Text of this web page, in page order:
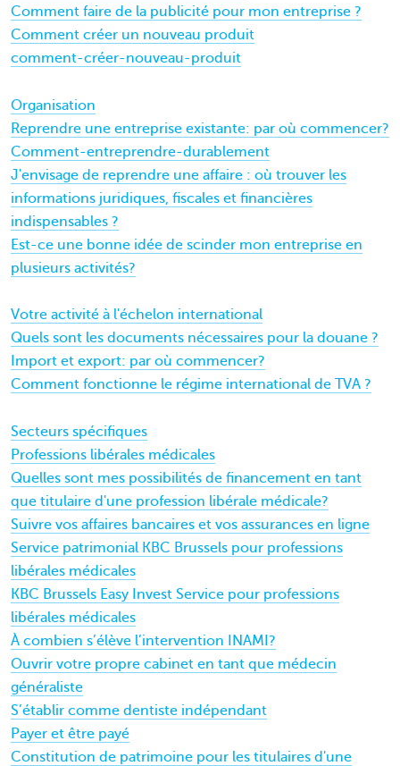
Comment faire de la publicité pour mon entreprise ?
Comment créer un nouveau produit
comment-créer-nouveau-produit
Organisation
Reprendre une entreprise existante: par où commencer?
Comment-entreprendre-durablement
J'envisage de reprendre une affaire : où trouver les
informations juridiques, fiscales et financières
indispensables ?
Est-ce une bonne idée de scinder mon entreprise en
plusieurs activités?
Votre activité à l'échelon international
Quels sont les documents nécessaires pour la douane ?
Import et export: par où commencer?
Comment fonctionne le régime international de TVA ?
Secteurs spécifiques
Professions libérales médicales
Quelles sont mes possibilités de financement en tant
que titulaire d'une profession libérale médicale?
Suivre vos affaires bancaires et vos assurances en ligne
Service patrimonial KBC Brussels pour professions
libérales médicales
KBC Brussels Easy Invest Service pour professions
libérales médicales
À combien s’élève l’intervention INAMI?
Ouvrir votre propre cabinet en tant que médecin
généraliste
S’établir comme dentiste indépendant
Payer et être payé
Constitution de patrimoine pour les titulaires d'une